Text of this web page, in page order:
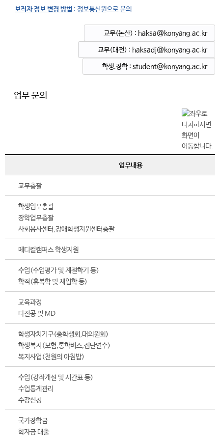
보직자 정보 변경 방법 : 정보통신원으로 문의
교무(논산) : haksa@konyang.ac.kr
교무(대전) : haksadj@konyang.ac.kr
학생.장학 : student@konyang.ac.kr
업무 문의
업무내용
교무총괄
학생업무총괄
장학업무총괄
사회봉사센터,장애학생지원센터총괄
메디컬캠퍼스 학생지원
수업(수업평가 및 계절학기 등)
학적(휴복학 및 재입학 등)
교육과정
다전공 및 MD
학생자치기구(총학생회,대의원회)
학생복지(보험,통학버스,집단연수)
복지사업(천원의 아침밥)
수업(강좌개설 및 시간표 등)
수업통계관리
수강신청
국가장학금
학자금 대출